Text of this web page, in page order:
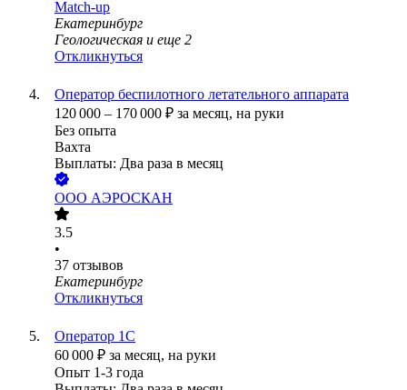
Match-up
Екатеринбург
Геологическая и еще 2
Откликнуться
Оператор беспилотного летательного аппарата
120 000 – 170 000 ₽ за месяц, на руки
Без опыта
Вахта
Выплаты: Два раза в месяц
ООО АЭРОСКАН
3.5
•
37 отзывов
Екатеринбург
Откликнуться
Оператор 1С
60 000 ₽ за месяц, на руки
Опыт 1-3 года